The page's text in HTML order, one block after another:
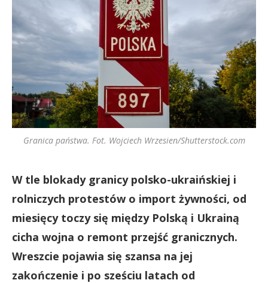
Granica państwa. Fot. Wojciech Wrzesien/Shutterstock.com
W tle blokady granicy polsko-ukraińskiej i
rolniczych protestów o import żywności, od
miesięcy toczy się między Polską i Ukrainą
cicha wojna o remont przejść granicznych.
Wreszcie pojawia się szansa na jej
zakończenie i po sześciu latach od